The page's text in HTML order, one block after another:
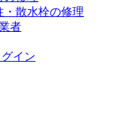
・散水栓の修理
者
グイン